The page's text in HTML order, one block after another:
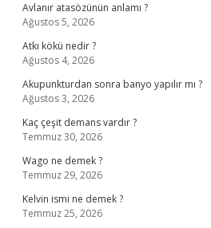
Avlanır atasözünün anlamı ?
Ağustos 5, 2026
Atkı kökü nedir ?
Ağustos 4, 2026
Akupunkturdan sonra banyo yapılır mı ?
Ağustos 3, 2026
Kaç çeşit demans vardır ?
Temmuz 30, 2026
Wago ne demek ?
Temmuz 29, 2026
Kelvin ismi ne demek ?
Temmuz 25, 2026